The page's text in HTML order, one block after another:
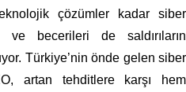
çözümler kadar siber
ve becerileri de saldırıların
Türkiye’nin önde gelen siber
artan tehditlere karşı hem